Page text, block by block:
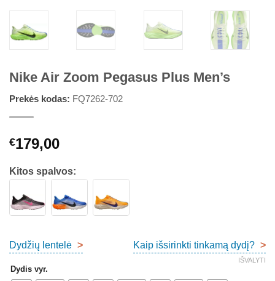
Nike Air Zoom Pegasus Plus Men’s
Prekės kodas: FQ7262-702
€179,00
Kitos spalvos:
Dydžių lentelė > Kaip išsirinkti tinkamą dydį? >
Dydis vyr.
IŠVALYTI